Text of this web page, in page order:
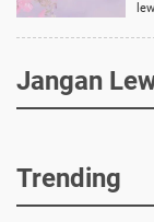
Jangan
Trending